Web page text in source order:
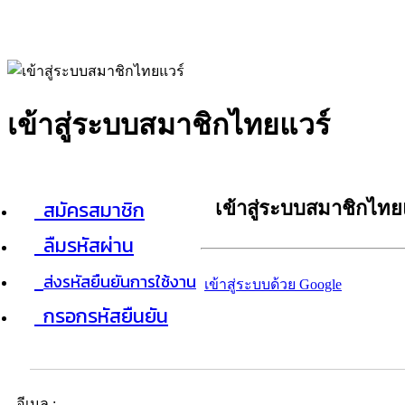
เข้าสู่ระบบสมาชิกไทยแวร์
สมัครสมาชิก
ลืมรหัสผ่าน
ส่งรหัสยืนยันการใช้งาน
กรอกรหัสยืนยัน
เข้าสู่ระบบสมาชิกไท
เข้าสู่ระบบด้วย Google